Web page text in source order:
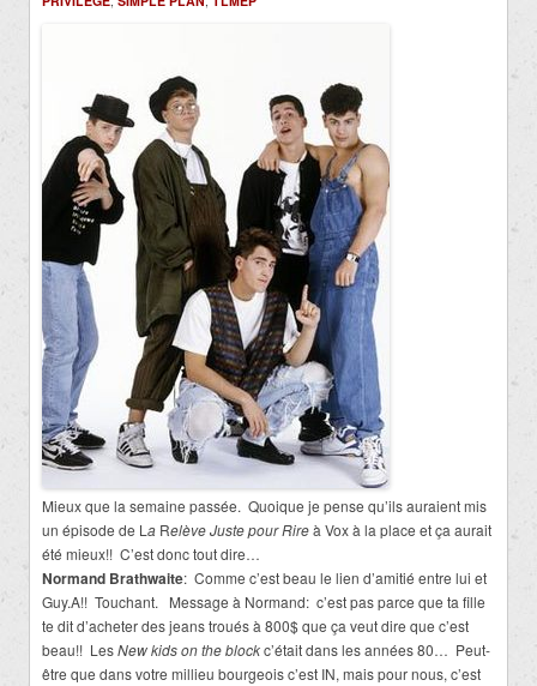
Mieux que la semaine passée. Quoique je pense qu’ils auraient mis
un épisode de L a Relève Juste pour Rireà Vox à la place et ça aurait
été mieux!! C’est donc tout dire…
Normand Brathwaite: Comme c’est beau le lien d’amitié entre lui et
Guy.A!! Touchant. Message à Normand: c’est pas parce que ta fille
te dit d’acheter des jeans troués à 800$ que ça veut dire que c’est
beau!! LesNew kids on the blockc’était dans les années 80… Peut-
être que dans votre millieu bourgeois c’est IN, mais pour nous, c’est